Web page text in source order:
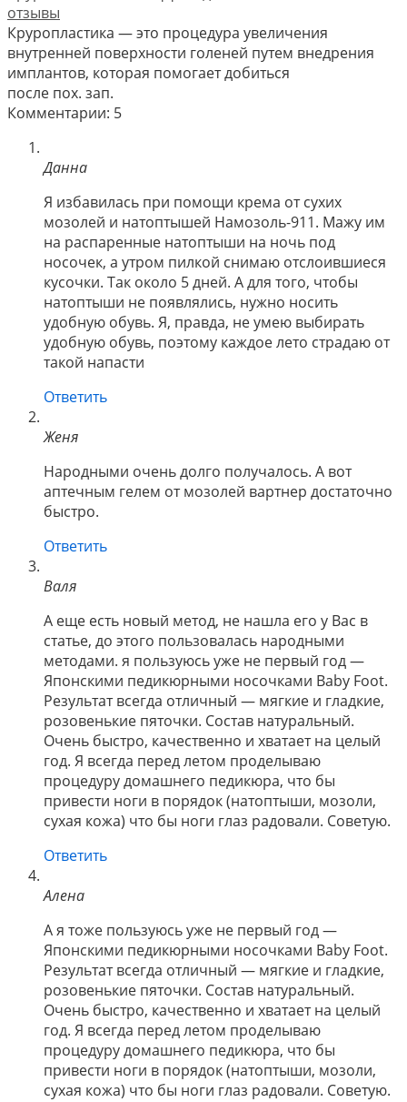
отзывы
Круропластика — это процедура увеличения
внутренней поверхности голеней путем внедрения
имплантов, которая помогает добиться
после пох. зап.
Комментарии: 5
Данна
Я избавилась при помощи крема от сухих
мозолей и натоптышей Намозоль-911. Мажу им
на распаренные натоптыши на ночь под
носочек, а утром пилкой снимаю отслоившиеся
кусочки. Так около 5 дней. А для того, чтобы
натоптыши не появлялись, нужно носить
удобную обувь. Я, правда, не умею выбирать
удобную обувь, поэтому каждое лето страдаю от
такой напасти
Ответить
Женя
Народными очень долго получалось. А вот
аптечным гелем от мозолей вартнер достаточно
быстро.
Ответить
Валя
А еще есть новый метод, не нашла его у Вас в
статье, до этого пользовалась народными
методами. я пользуюсь уже не первый год —
Японскими педикюрными носочками Baby Foot.
Результат всегда отличный — мягкие и гладкие,
розовенькие пяточки. Состав натуральный.
Очень быстро, качественно и хватает на целый
год. Я всегда перед летом проделываю
процедуру домашнего педикюра, что бы
привести ноги в порядок (натоптыши, мозоли,
сухая кожа) что бы ноги глаз радовали. Советую.
Ответить
Алена
А я тоже пользуюсь уже не первый год —
Японскими педикюрными носочками Baby Foot.
Результат всегда отличный — мягкие и гладкие,
розовенькие пяточки. Состав натуральный.
Очень быстро, качественно и хватает на целый
год. Я всегда перед летом проделываю
процедуру домашнего педикюра, что бы
привести ноги в порядок (натоптыши, мозоли,
сухая кожа) что бы ноги глаз радовали. Советую.